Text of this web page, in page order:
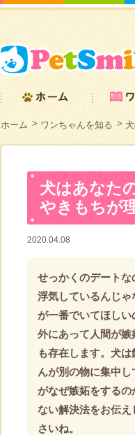
ホーム ワンちゃんを知る
犬はあなた
やきもちが
2020.04.08
せっかくのデート
浮気しているんじ
が一番でいてほし
外にあって人間が
も存在します。犬
んが別の物に集中
がなぜ嫉妬をする
ない解決法をお伝
さいね。